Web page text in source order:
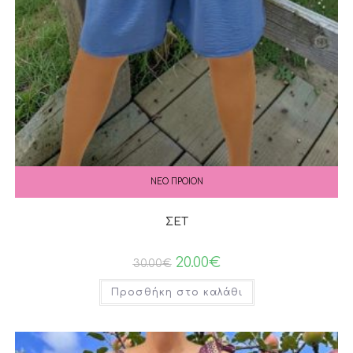
ΝΕΟ ΠΡΟΙΟΝ
ΣΕΤ
30.00€ 20.00€
Προσθήκη στο καλάθι